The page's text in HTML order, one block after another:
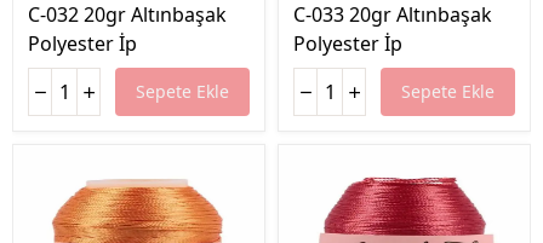
C-032 20gr Altınbaşak
Polyester İp
Sepete Ekle
C-033 20gr Altınbaşak
Polyester İp
Sepete Ekle